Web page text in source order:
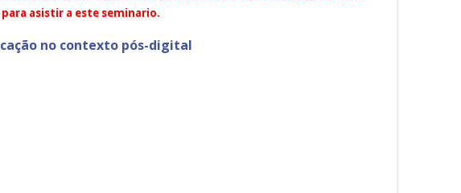
asistir a este seminario.
no contexto pós-digital